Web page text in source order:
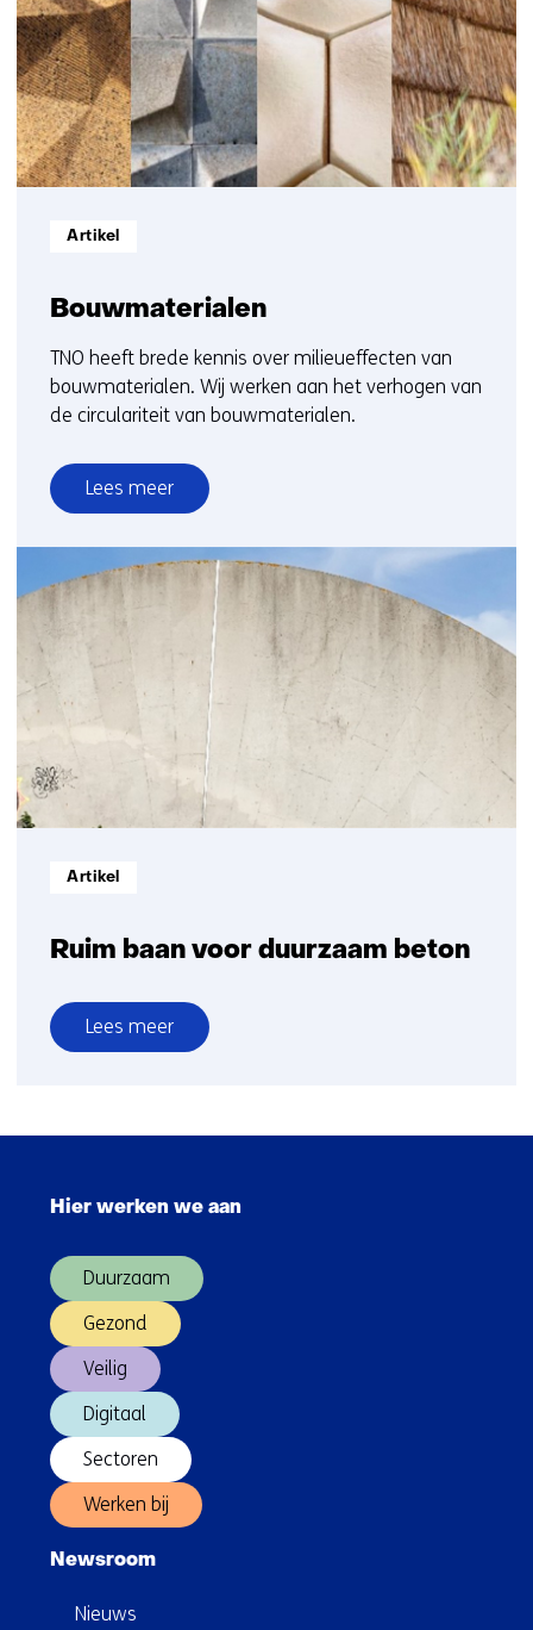
op)
t/m
2
Bouwmaterialen
Informatietype:
Artikel
TNO heeft brede kennis over milieueffecten van
bouwmaterialen. Wij werken aan het verhogen van
de circulariteit van bouwmaterialen.
Lees meer
over
Bouwmaterialen
Ruim baan voor duurzaam beton
Informatietype:
Artikel
Lees meer
over
voor
beton
Hier werken we aan
Duurzaam
Gezond
Veilig
Digitaal
Sectoren
Werken bij
Newsroom
Nieuws